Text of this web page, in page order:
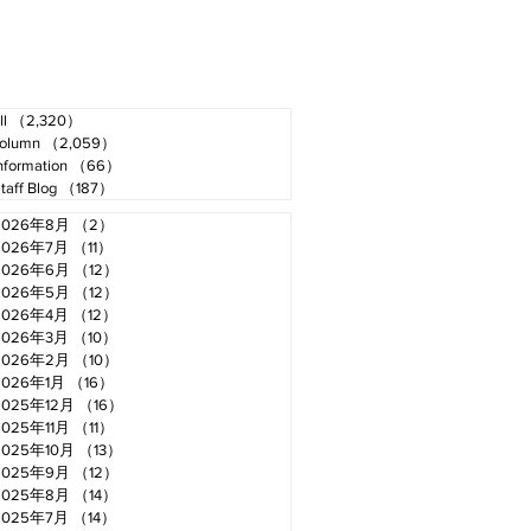
（2,320）
（2,059）
（66）
Blog
（187）
年8月 （2）
年7月
（11）
年6月
（12）
年5月
（12）
年4月
（12）
年3月
（10）
年2月
（10）
年1月
（16）
年12月
（16）
年11月
（11）
年10月
（13）
年9月
（12）
年8月
（14）
年7月
（14）